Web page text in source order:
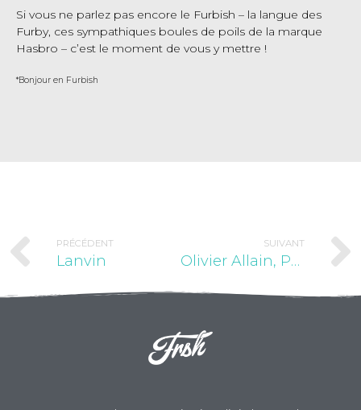
Si vous ne parlez pas encore le Furbish – la langue des
Furby, ces sympathiques boules de poils de la marque
Hasbro – c’est le moment de vous y mettre !
*Bonjour en Furbish
PRÉCÉDENT
Lanvin
SUIVANT
Olivier Allain, Préparation physique